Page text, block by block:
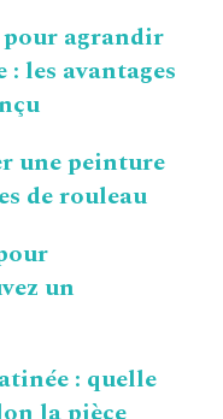
agrandir
les avantages
une peinture
de rouleau
un
: quelle